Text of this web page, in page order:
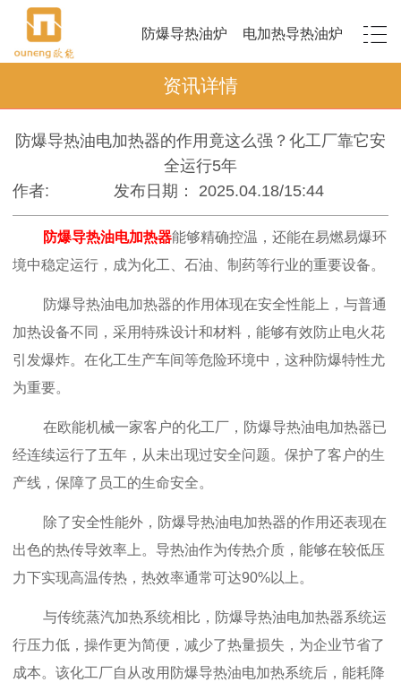
防爆导热油炉 电加热导热油炉
资讯详情
防爆导热油电加热器的作用竟这么强？化工厂靠它安
全运行5年
作者:
发布日期： 2025.04.18/15:44
防爆导热油电加热器能够精确控温，还能在易燃易爆环
境中稳定运行，成为化工、石油、制药等行业的重要设备。
防爆导热油电加热器的作用体现在安全性能上，与普通
加热设备不同，采用特殊设计和材料，能够有效防止电火花
引发爆炸。在化工生产车间等危险环境中，这种防爆特性尤
为重要。
在欧能机械一家客户的化工厂，防爆导热油电加热器已
经连续运行了五年，从未出现过安全问题。保护了客户的生
产线，保障了员工的生命安全。
除了安全性能外，防爆导热油电加热器的作用还表现在
出色的热传导效率上。导热油作为传热介质，能够在较低压
力下实现高温传热，热效率通常可达90%以上。
与传统蒸汽加热系统相比，防爆导热油电加热器系统运
行压力低，操作更为简便，减少了热量损失，为企业节省了
成本。该化工厂自从改用防爆导热油电加热系统后，能耗降